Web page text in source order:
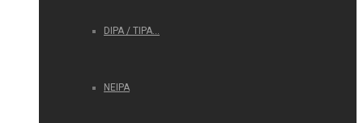
DIPA / TIPA…
NEIPA